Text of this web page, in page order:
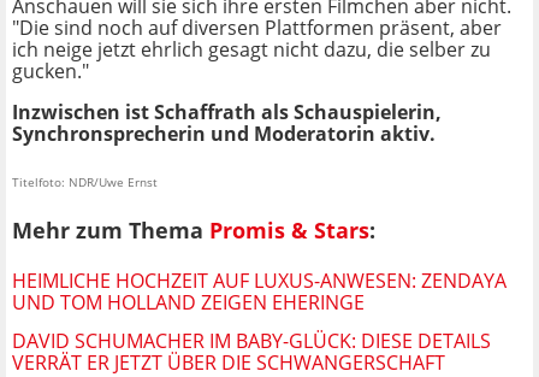
Anschauen will sie sich ihre ersten Filmchen aber nicht.
"Die sind noch auf diversen Plattformen präsent, aber
ich neige jetzt ehrlich gesagt nicht dazu, die selber zu
gucken."
Inzwischen ist Schaffrath alsSchauspielerin,
Synchronsprecherin und Moderatorin aktiv.
Titelfoto: NDR/Uwe Ernst
Mehr zum Thema Promis & Stars:
HEIMLICHE HOCHZEIT AUF LUXUS-ANWESEN: ZENDAYA
UND TOM HOLLAND ZEIGEN EHERINGE
DAVID SCHUMACHER IM BABY-GLÜCK: DIESE DETAILS
VERRÄT ER JETZT ÜBER DIE SCHWANGERSCHAFT